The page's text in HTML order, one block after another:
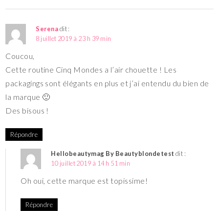
Serenadit :
8 juillet 2019 à 23 h 39 min
Coucou,
Cette routine Cinq Mondes a l’air chouette ! Les
packagings sont élégants en plus et j’ai entendu du bien de
la marque 🙂
Des bisous !
Répondre
Hellobeautymag By Beautyblondetest dit :
10 juillet 2019 à 14 h 51 min
Oh oui, cette marque est topissime!
Répondre